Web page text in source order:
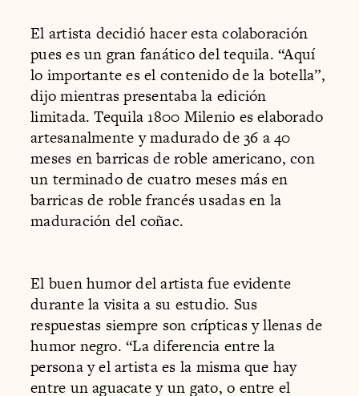
El artista decidió hacer esta colaboración
pues es un gran fanático del tequila. “Aquí
lo importante es el contenido de la botella”,
dijo mientras presentaba la edición
limitada. Tequila 1800 Milenio es elaborado
artesanalmente y madurado de 36 a 40
meses en barricas de roble americano, con
un terminado de cuatro meses más en
barricas de roble francés usadas en la
maduración del coñac.
El buen humor del artista fue evidente
durante la visita a su estudio. Sus
respuestas siempre son crípticas y llenas de
humor negro. “La diferencia entre la
persona y el artista es la misma que hay
entre un aguacate y un gato, o entre el